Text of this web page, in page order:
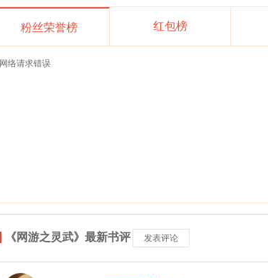
粉丝荣誉榜 红包榜
网络请求错误
《网游之灵武》最新书评 发表评论